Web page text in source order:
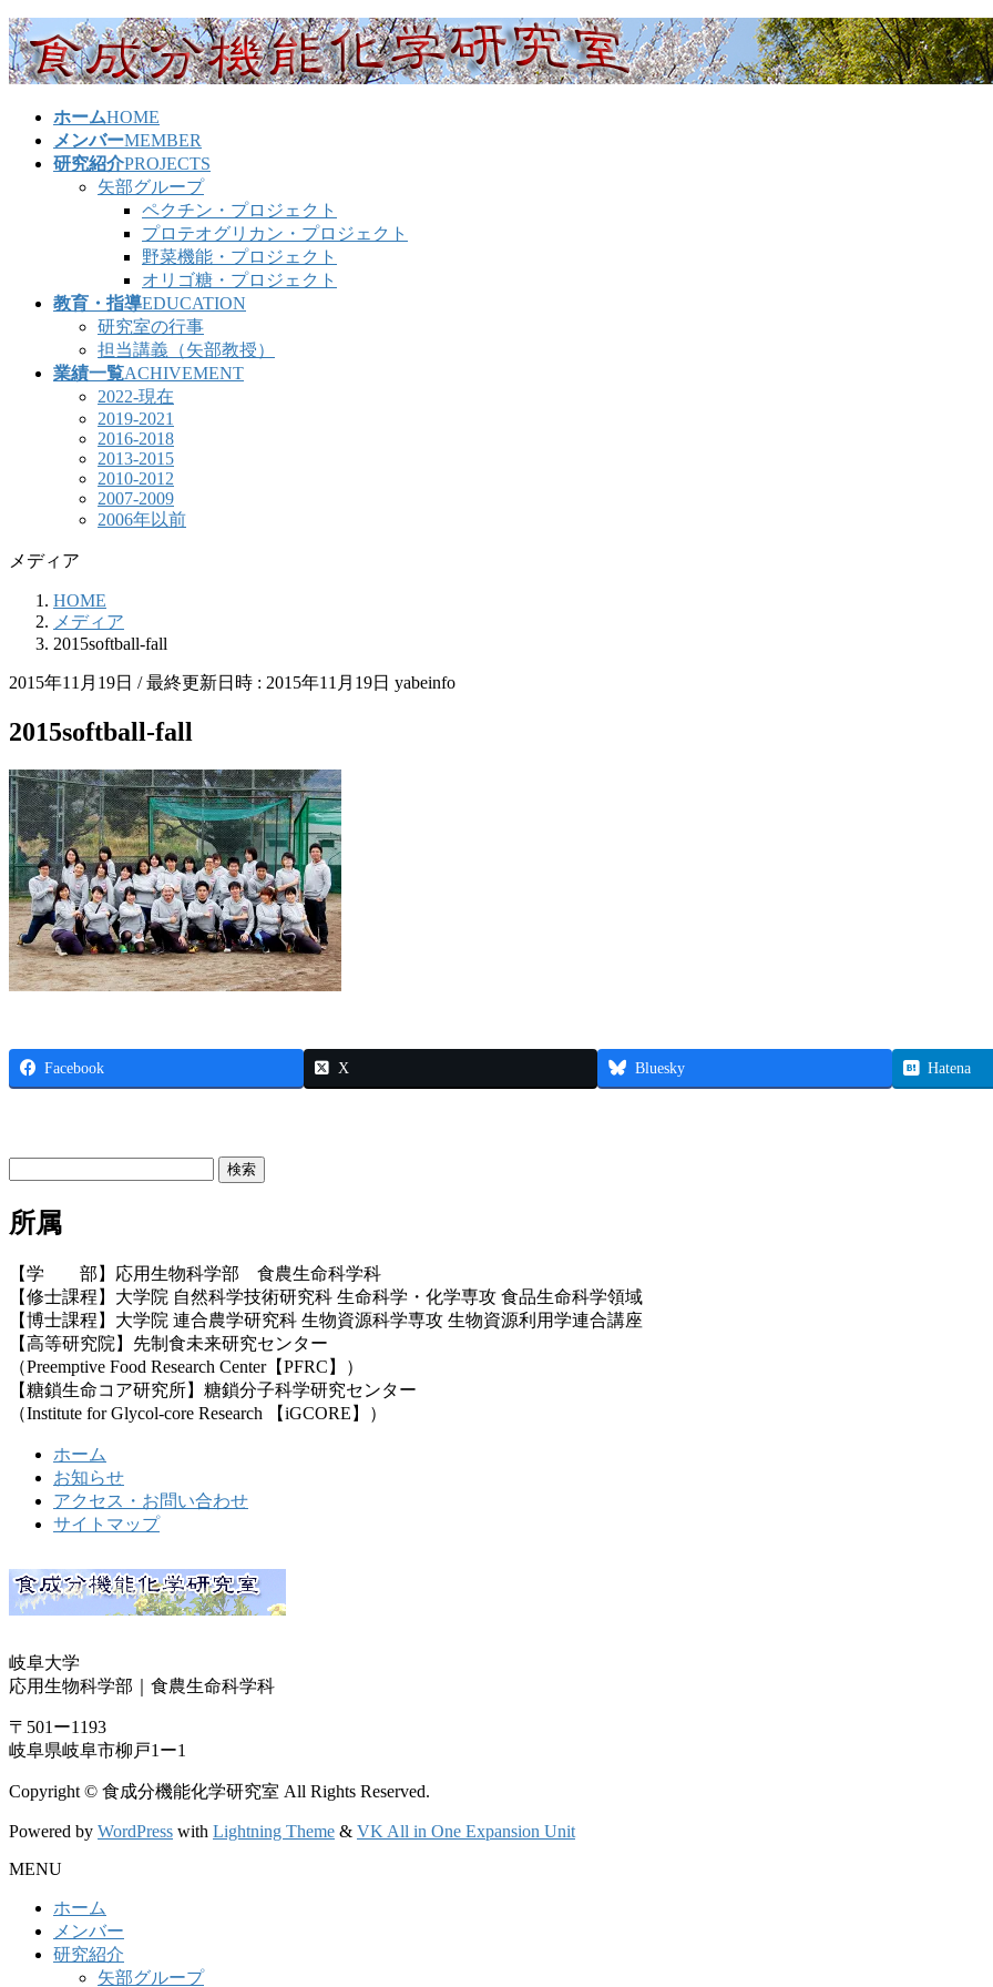
コ
ン
テ
ナ
ビ
ゲ
ホームHOME
メンバーMEMBER
研究紹介PROJECTS
矢部グループ
ペクチン・プロジェクト
プロテオグリカン・プロジェクト
野菜機能・プロジェクト
オリゴ糖・プロジェクト
教育・指導EDUCATION
研究室の行事
担当講義（矢部教授）
業績一覧ACHIVEMENT
2022-現在
2019-2021
2016-2018
2013-2015
2010-2012
2007-2009
2006年以前
メディア
HOME
メディア
2015softball-fall
2015年11月19日 / 最終更新日時 : 2015年11月19日 yabeinfo
2015softball-fall
Facebook X Bluesky Hatena
所属
【学 部】応用生物科学部 食農生命科学科
【修士課程】大学院 自然科学技術研究科 生命科学・化学専攻 食品生命科学領域
【博士課程】大学院 連合農学研究科 生物資源科学専攻 生物資源利用学連合講座
【高等研究院】先制食未来研究センター
（Preemptive Food Research Center【PFRC】）
【糖鎖生命コア研究所】糖鎖分子科学研究センター
（Institute for Glycol-core Research 【iGCORE】）
ホーム
お知らせ
アクセス・お問い合わせ
サイトマップ
岐阜大学
応用生物科学部｜食農生命科学科
〒501ー1193
岐阜県岐阜市柳戸1ー1
Copyright © 食成分機能化学研究室 All Rights Reserved.
Powered by WordPress with Lightning Theme & VK All in One Expansion Unit
MENU
ホーム
メンバー
研究紹介
矢部グループ